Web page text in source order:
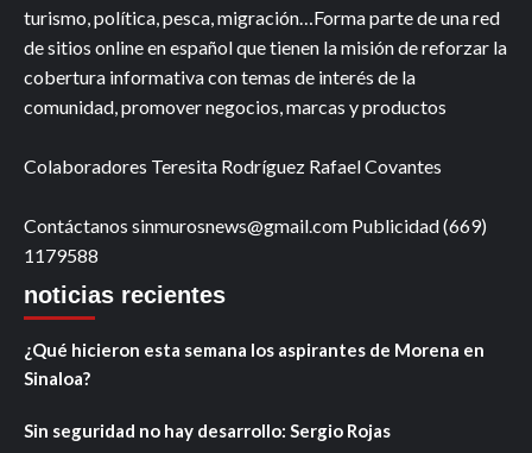
turismo, política, pesca, migración…Forma parte de una red
de sitios online en español que tienen la misión de reforzar la
cobertura informativa con temas de interés de la
comunidad, promover negocios, marcas y productos
Colaboradores Teresita Rodríguez Rafael Covantes
Contáctanos sinmurosnews@gmail.com Publicidad (669)
1179588
noticias recientes
¿Qué hicieron esta semana los aspirantes de Morena en
Sinaloa?
Sin seguridad no hay desarrollo: Sergio Rojas